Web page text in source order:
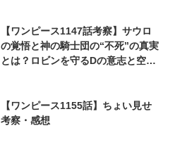
【ワンピース1147話考察】サウロ
の覚悟と神の騎士団の“不死”の真実
とは？ロビンを守るDの意志と空白
【ワンピース1155話】ちょい見せ
考察・感想